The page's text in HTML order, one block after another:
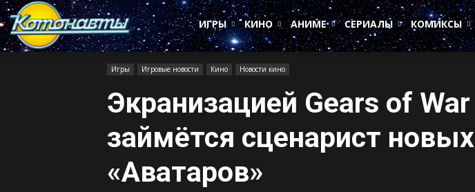
Котонавты
ИГРЫ
КИНО АНИМЕ СЕРИАЛЫ КОМИКСЫ
Игры Игровые новости Кино Новости кино
Экранизацией Gears of War
займётся сценарист новых
«Аватаров»